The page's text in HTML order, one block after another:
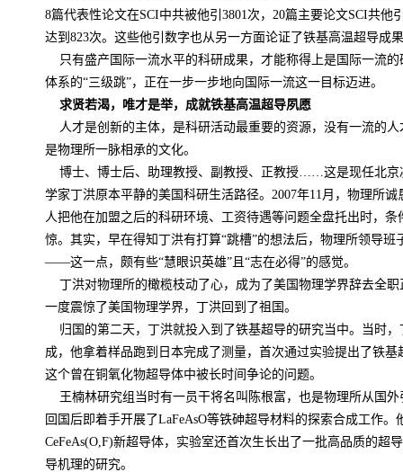
8篇代表性论文在SCI中共被他引 3801次， 20篇主要论文SCI共他
达到 823次。这些他引数字也从另一方面论证了铁基高温超导成
只有盛产国际一流水平的科研成果，才能称得上是国际一流
体系的“三级跳”，正在一步一步地向国际一流这一目标迈进。
求贤若渴，唯才是举，成就铁基高温超导夙愿
人才是创新的主体，是科研活动最重要的资源，没有一流的
是物理所一脉相承的文化。
博士、博士后、助理教授、副教授、正教授……这是现任北京
学家丁洪原本平静的美国科研生活路径。 2007年11月，物理所诚
人把他在加盟之后的科研环境、工资待遇等问题全盘托出时，
惊。其实，早在得知丁洪有打算“跳槽”的想法后，物理所领导班
——这一点，颇有些“慧眼识英雄”且“志在必得”的感觉。
丁洪对物理所的橄榄枝动了心，成为了美国物理学界辞去全
一度震惊了美国物理学界，丁洪回到了祖国。
归国的第二天，丁洪就投入到了铁基超导的研究当中。当时
成，他拿着样品跑到日本完成了测量，首次通过实验提出了铁
这个曾在铜氧化物超导体中被长时间争论的问题。
王楠林研究组当时有一员干将名叫陈根富，也是物理所从国
回国后即着手开展了LaFeAsO等铁砷超导材料的探索合成工作。
CeFeAs(O,F)新超导体，实验室还首次生长出了一批高品质的超
导机理的研究。